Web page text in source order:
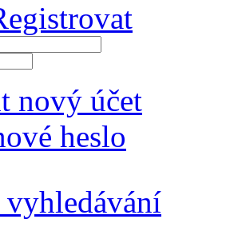
nový účet
heslo
vyhledávání